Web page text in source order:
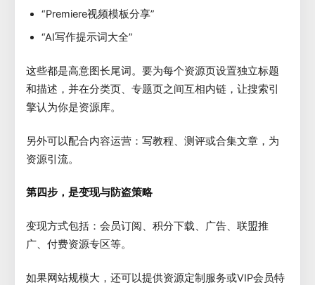
“Premiere视频模板分享”
“AI写作提示词大全”
这些都是高意图长尾词。要为每个资源页设置独立标题
和描述，并在分类页、专题页之间互相内链，让搜索引
擎认为你是资源库。
另外可以配合内容运营：写教程、测评或合集文章，为
资源引流。
第四步，是变现与防盗策略
变现方式包括：会员订阅、积分下载、广告、联盟推
广、付费资源专区等。
如果网站规模大，还可以提供资源定制服务或VIP会员特